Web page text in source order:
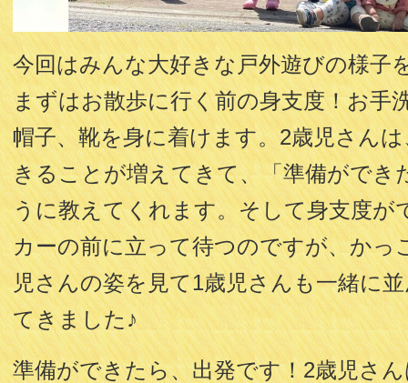
今回はみんな大好きな戸外遊びの様子
まずはお散歩に行く前の身支度！お手
帽子、靴を身に着けます。2歳児さん
きることが増えてきて、「準備ができ
うに教えてくれます。そして身支度が
カーの前に立って待つのですが、かっ
児さんの姿を見て1歳児さんも一緒に
てきました♪
準備ができたら、出発です！2歳児さ